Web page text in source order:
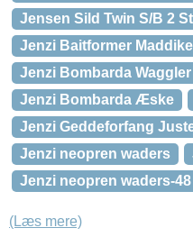
Jensen Sild Twin S/B 2
Jenzi Baitformer Maddike
Jenzi Bombarda Waggler
Jenzi Bombarda Æske
Jenzi Geddeforfang
Jenzi neopren waders
Jenzi neopren waders-48
(Læs mere)